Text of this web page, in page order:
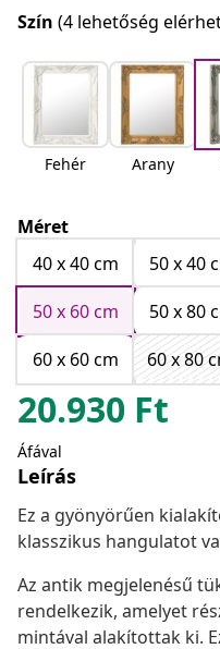
Szín (4 lehetőség
Fehér Arany
Méret
40 x 40 cm
50 x 40
50 x 60 cm
50 x 80
60 x 60 cm
60 x 80
20.930 Ft
Áfával
Leírás
Ez a gyönyörűen
klasszikus hangulatot
Az antik megjelenésű
rendelkezik, amelyet
mintával alakítottak ki.